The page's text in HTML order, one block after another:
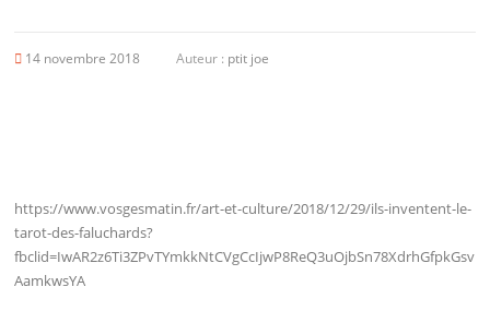
14 novembre 2018 Auteur : ptit joe
https://www.vosgesmatin.fr/art-et-culture/2018/12/29/ils-inventent-le-
tarot-des-faluchards?
fbclid=IwAR2z6Ti3ZPvTYmkkNtCVgCcIjwP8ReQ3uOjbSn78XdrhGfpkGsv
AamkwsYA